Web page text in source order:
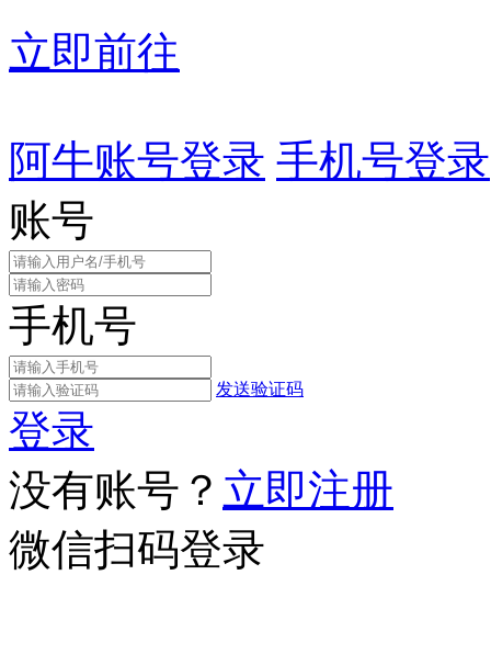
立即前往
阿牛账号登录 手机号登录
账号
手机号
发送验证码
登录
没有账号？ 立即注册
微信扫码登录